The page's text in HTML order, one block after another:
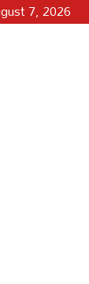
7, 2026